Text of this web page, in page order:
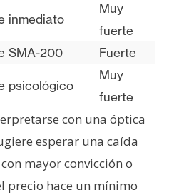
inmediato
Muy
fuerte
SMA-200 Fuerte
psicológico
Muy
fuerte
con una óptica
esperar una caída
mayor convicción o
precio hace un mínimo